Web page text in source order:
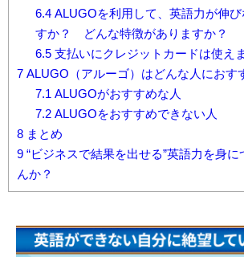
6.4ALUGOを利用して、英語力が伸び
すか？ どんな特徴がありますか？
6.5支払いにクレジットカードは使え
7 ALUGO（アルーゴ）はどんな人におす
7.1 ALUGOがおすすめな人
7.2ALUGOをおすすめできない人
8 まとめ
9 “ビジネスで結果を出せる”英語力を身
んか？